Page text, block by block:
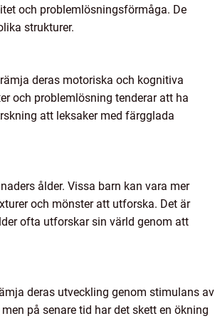
och problemlösningsförmåga. De
strukturer.
deras motoriska och kognitiva
och problemlösning tenderar att ha
att leksaker med färgglada
ålder. Vissa barn kan vara mer
och mönster att utforska. Det är
ofta utforskar sin värld genom att
deras utveckling genom stimulans av
på senare tid har det skett en ökning